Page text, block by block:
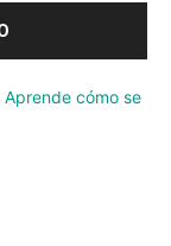
Aprende cómo se